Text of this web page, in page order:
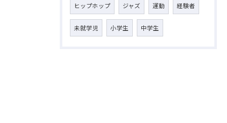
ヒップホップ ジャズ 運動 経験者
未就学児 小学生 中学生